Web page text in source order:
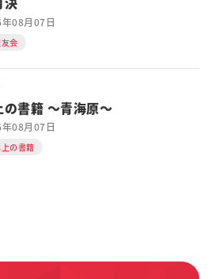
08月07日
会
の書籍 ～青海原～
08月07日
の書籍